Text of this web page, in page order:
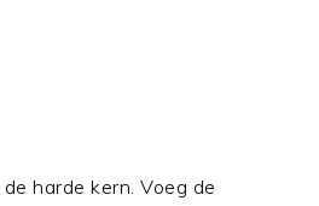
harde kern. Voeg de